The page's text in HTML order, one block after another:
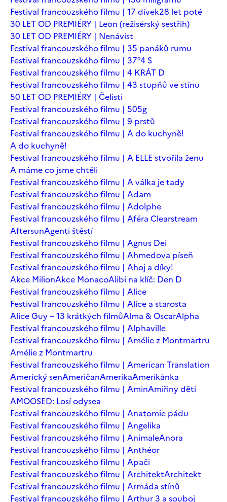
Festival francouzského filmu | 17 dívek28 let poté
30 LET OD PREMIÉRY | Leon (režisérský sestřih)
30 LET OD PREMIÉRY | Nenávist
Festival francouzského filmu | 35 panáků rumu
Festival francouzského filmu | 37°4 S
Festival francouzského filmu | 4 KRÁT D
Festival francouzského filmu | 43 stupňů ve stínu
50 LET OD PREMIÉRY | Čelisti
Festival francouzského filmu | 505g
Festival francouzského filmu | 9 prstů
Festival francouzského filmu | A do kuchyně!
A do kuchyně!
Festival francouzského filmu | A ELLE stvořila ženu
A máme co jsme chtěli
Festival francouzského filmu | A válka je tady
Festival francouzského filmu | Adam
Festival francouzského filmu | Adolphe
Festival francouzského filmu | Aféra Clearstream
AftersunAgenti štěstí
Festival francouzského filmu | Agnus Dei
Festival francouzského filmu | Ahmedova píseň
Festival francouzského filmu | Ahoj a díky!
Akce MilionAkce MonacoAlibi na klíč: Den D
Festival francouzského filmu | Alice
Festival francouzského filmu | Alice a starosta
Alice Guy – 13 krátkých filmůAlma & OscarAlpha
Festival francouzského filmu | Alphaville
Festival francouzského filmu | Amélie z Montmartru
Amélie z Montmartru
Festival francouzského filmu | American Translation
Americký senAmeričanAmerikaAmerikánka
Festival francouzského filmu | AminAmiřiny děti
AMOOSED: Losí odysea
Festival francouzského filmu | Anatomie pádu
Festival francouzského filmu | Angelika
Festival francouzského filmu | AnimaleAnora
Festival francouzského filmu | Anthéor
Festival francouzského filmu | Apači
Festival francouzského filmu | ArchitektArchitekt
Festival francouzského filmu | Armáda stínů
Festival francouzského filmu | Arthur 3 a souboj